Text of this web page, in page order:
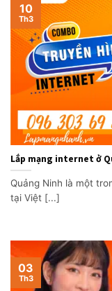
Lắp mạng internet ở
Quảng Ninh là một
tại Việt [...]
10
Th3
03
Th3